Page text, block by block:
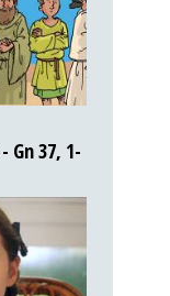
Gn 37, 1-